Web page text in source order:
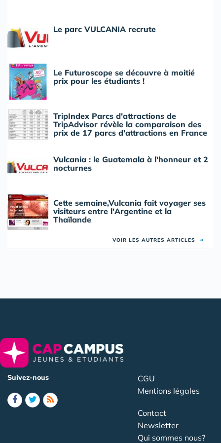
Le parc VULCANIA recrute
Le Futuroscope se découvre à moitié
prix pour les étudiants !
TripIndex Parcs d'attractions de
TripAdvisor révèle la comparaison des
prix de 17 parcs d'attractions en France
Vulcania : le Guatemala à l'honneur et 2
nocturnes
Cette semaine,Vulcania fait voyager ses
visiteurs entre l'Argentine et la
Thaïlande
VOIR LES AUTRES ARTICLES ➜
Suivez-nous
CGU
Mentions légales
Contact
Newsletter
Qui sommes nous?